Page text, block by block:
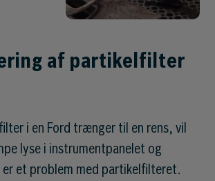
af partikelfilter
i en Ford trænger til en rens, vil
lyse i instrumentpanelet og
er et problem med partikelfilteret.